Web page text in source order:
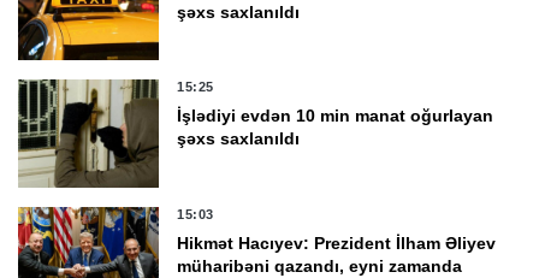
şəxs saxlanıldı
15:25
İşlədiyi evdən 10 min manat oğurlayan
şəxs saxlanıldı
15:03
Hikmət Hacıyev: Prezident İlham Əliyev
müharibəni qazandı, eyni zamanda